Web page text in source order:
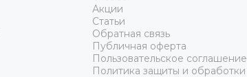
Акции
Статьи
Обратная связь
Публичная оферта
Пользовательское соглашение
Политика защиты и обработки